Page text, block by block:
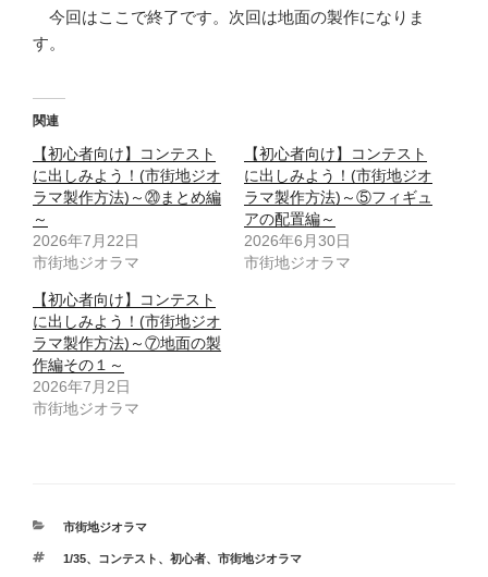
今回はここで終了です。次回は地面の製作になりま
す。
関連
【初心者向け】コンテスト
に出しみよう！(市街地ジオ
ラマ製作方法)～⑳まとめ編
～
2026年7月22日
市街地ジオラマ
【初心者向け】コンテスト
に出しみよう！(市街地ジオ
ラマ製作方法)～⑤フィギュ
アの配置編～
2026年6月30日
市街地ジオラマ
【初心者向け】コンテスト
に出しみよう！(市街地ジオ
ラマ製作方法)～⑦地面の製
作編その１～
2026年7月2日
市街地ジオラマ
カ
ゴ
市街地ジオラマ
タ
1/35、 コンテスト 、 初心者、 市街地ジオラマ